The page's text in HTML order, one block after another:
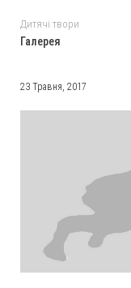
Дитячі твори
Галерея
23 Травня, 2017